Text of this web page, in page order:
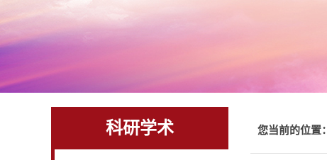
科研学术 您当前的位置：